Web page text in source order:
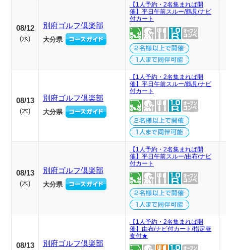
08/12
(水)
別府ゴルフ倶楽部
大分県
【1人予約・2名集まれば開
催】平日午前スルー/鶴見/ナビ
付カート
08/13
(木)
別府ゴルフ倶楽部
大分県
【1人予約・2名集まれば開
催】平日午前スルー/鶴見/ナビ
付カート
08/13
(木)
別府ゴルフ倶楽部
大分県
【1人予約・2名集まれば開
催】平日午前スルー/由布/ナビ
付カート
08/13 別府ゴルフ倶楽部
【1人予約・2名集まれば開
催】由布/ナビ付カート/指定昼
食付★